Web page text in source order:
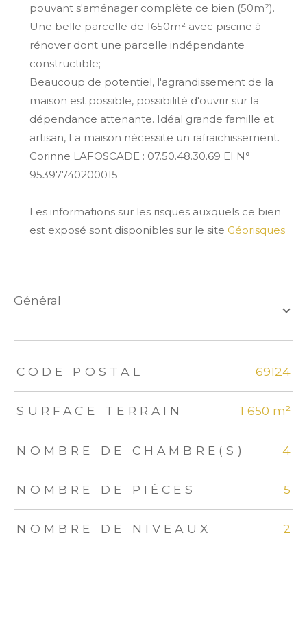
pouvant s'aménager complète ce bien (50m²).
Une belle parcelle de 1650m² avec piscine à
rénover dont une parcelle indépendante
constructible;
Beaucoup de potentiel, l'agrandissement de la
maison est possible, possibilité d'ouvrir sur la
dépendance attenante. Idéal grande famille et
artisan, La maison nécessite un rafraichissement.
Corinne LAFOSCADE : 07.50.48.30.69 EI N°
95397740200015
Les informations sur les risques auxquels ce bien
est exposé sont disponibles sur le site Géorisques
général
TRAD_ZEPHYR_Caracteristique TRAD_ZEPHYR_Valeurs
CODE POSTAL 69124
SURFACE TERRAIN 1 650 m²
NOMBRE DE CHAMBRE(S) 4
NOMBRE DE PIÈCES 5
NOMBRE DE NIVEAUX 2